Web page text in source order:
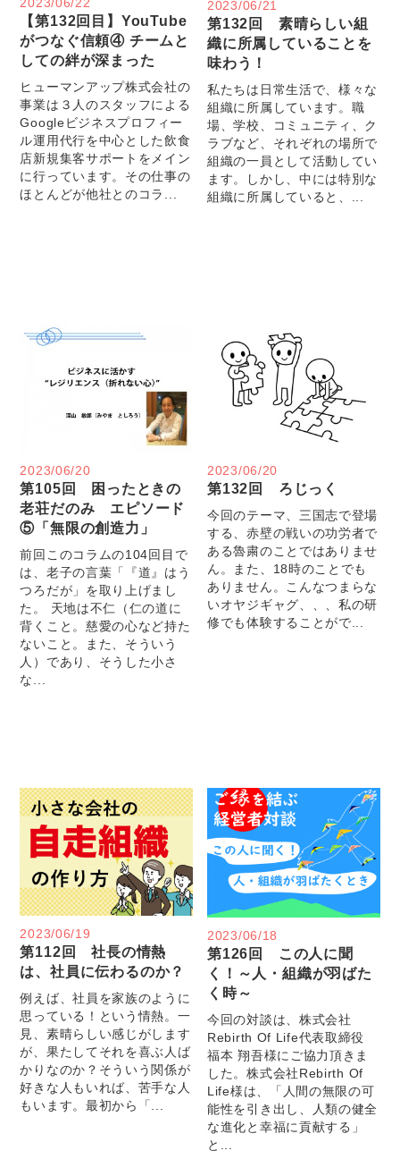
【第132回目】YouTube
がつなぐ信頼④ チームと
しての絆が深まった
ヒューマンアップ株式会社の
事業は３人のスタッフによる
Googleビジネスプロフィー
ル運用代行を中心とした飲食
店新規集客サポートをメイン
に行っています。その仕事の
ほとんどが他社とのコラ...
2023/06/21
第132回 素晴らしい組
織に所属していることを
味わう！
私たちは日常生活で、様々な
組織に所属しています。職
場、学校、コミュニティ、ク
ラブなど、それぞれの場所で
組織の一員として活動してい
ます。しかし、中には特別な
組織に所属していると、...
2023/06/20
第105回 困ったときの
老荘だのみ エピソード
⑤「無限の創造力」
前回このコラムの104回目で
は、老子の言葉「『道』はう
つろだが」を取り上げまし
た。 天地は不仁（仁の道に
背くこと。慈愛の心など持た
ないこと。また、そういう
人）であり、そうした小さ
な...
2023/06/20
第132回 ろじっく
今回のテーマ、三国志で登場
する、赤壁の戦いの功労者で
ある魯粛のことではありませ
ん。また、18時のことでも
ありません。こんなつまらな
いオヤジギャグ、、、私の研
修でも体験することがで...
2023/06/19
第112回 社長の情熱
は、社員に伝わるのか？
例えば、社員を家族のように
思っている！という情熱。一
見、素晴らしい感じがします
が、果たしてそれを喜ぶ人ば
かりなのか？そういう関係が
好きな人もいれば、苦手な人
もいます。最初から「...
2023/06/18
第126回 この人に聞
く！～人・組織が羽ばた
く時～
今回の対談は、株式会社
Rebirth Of Life代表取締役
福本 翔吾様にご協力頂きま
した。株式会社Rebirth Of
Life様は、「人間の無限の可
能性を引き出し、人類の健全
な進化と幸福に貢献する」
と...